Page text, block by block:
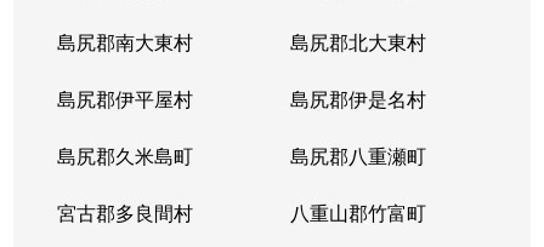
島尻郡南大東村 島尻郡北大東村
島尻郡伊平屋村 島尻郡伊是名村
島尻郡久米島町 島尻郡八重瀬町
宮古郡多良間村 八重山郡竹富町